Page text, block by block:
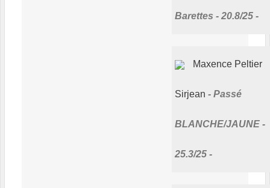
Barettes - 20.8/25 -
Maxence Peltier
Sirjean Passé
BLANCHE/JAUNE -
25.3/25 -